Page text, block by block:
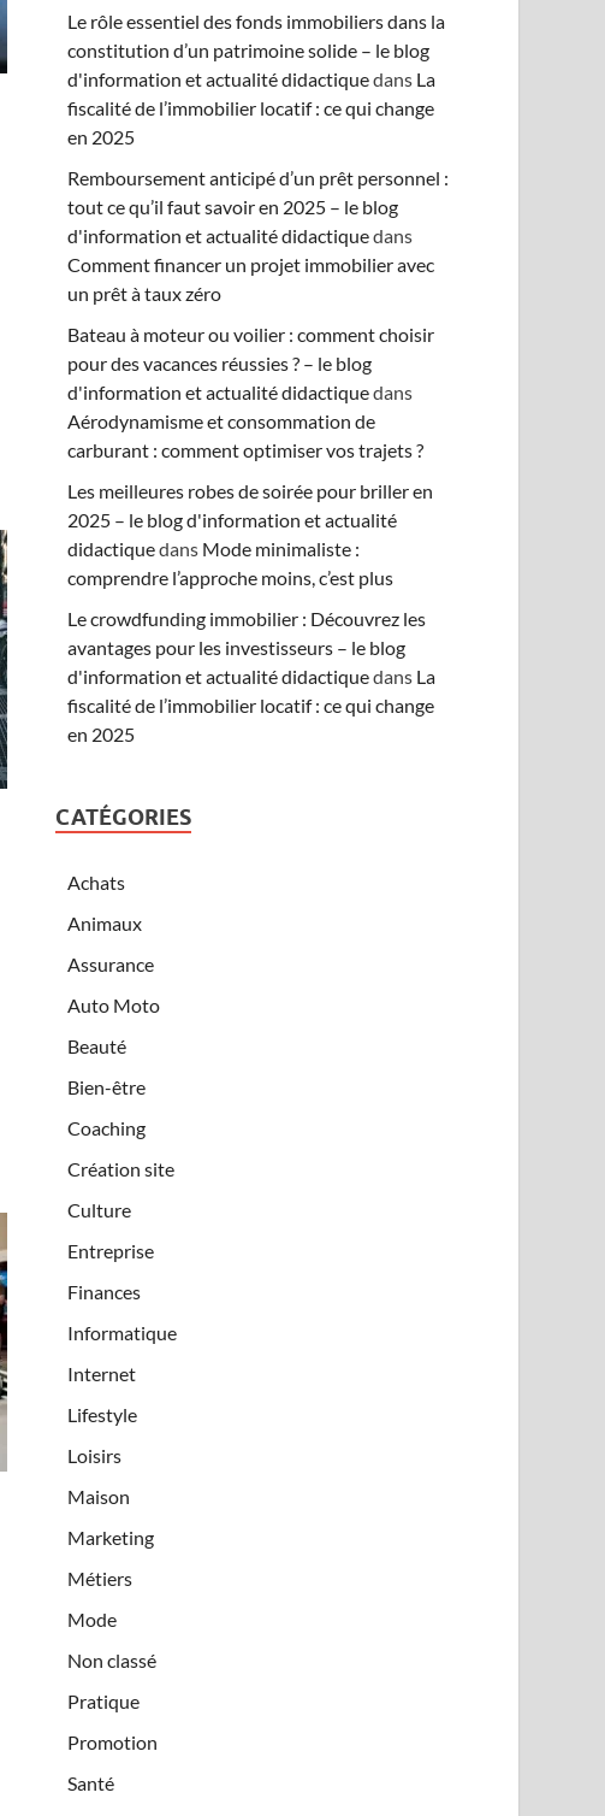
Le rôle essentiel des fonds immobiliers dans la
constitution d’un patrimoine solide – le blog
d'information et actualité didactiquedans La
fiscalité de l’immobilier locatif : ce qui change
en 2025
Remboursement anticipé d’un prêt personnel :
tout ce qu’il faut savoir en 2025 – le blog
d'information et actualité didactiquedans
Comment financer un projet immobilier avec
un prêt à taux zéro
Bateau à moteur ou voilier : comment choisir
pour des vacances réussies ? – le blog
d'information et actualité didactiquedans
Aérodynamisme et consommation de
carburant : comment optimiser vos trajets ?
Les meilleures robes de soirée pour briller en
2025 – le blog d'information et actualité
didactiquedans Mode minimaliste :
comprendre l’approche moins, c’est plus
Le crowdfunding immobilier : Découvrez les
avantages pour les investisseurs – le blog
d'information et actualité didactiquedans La
fiscalité de l’immobilier locatif : ce qui change
en 2025
CATÉGORIES
Achats
Animaux
Assurance
Auto Moto
Beauté
Bien-être
Coaching
Création site
Culture
Entreprise
Finances
Informatique
Internet
Lifestyle
Loisirs
Maison
Marketing
Métiers
Mode
Non classé
Pratique
Promotion
Santé